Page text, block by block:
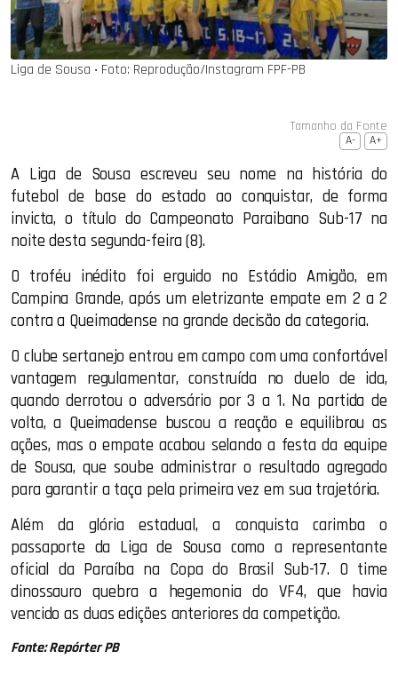
Liga de Sousa ‧ Foto: Reprodução/Instagram FPF-PB
Tamanho da Fonte
A- A+
A Liga de Sousa escreveu seu nome na história do
futebol de base do estado ao conquistar, de forma
invicta, o título do Campeonato Paraibano Sub-17 na
noite desta segunda-feira (8).
O troféu inédito foi erguido no Estádio Amigão, em
Campina Grande, após um eletrizante empate em 2 a 2
contra a Queimadense na grande decisão da categoria.
O clube sertanejo entrou em campo com uma confortável
vantagem regulamentar, construída no duelo de ida,
quando derrotou o adversário por 3 a 1. Na partida de
volta, a Queimadense buscou a reação e equilibrou as
ações, mas o empate acabou selando a festa da equipe
de Sousa, que soube administrar o resultado agregado
para garantir a taça pela primeira vez em sua trajetória.
Além da glória estadual, a conquista carimba o
passaporte da Liga de Sousa como a representante
oficial da Paraíba na Copa do Brasil Sub-17. O time
dinossauro quebra a hegemonia do VF4, que havia
vencido as duas edições anteriores da competição.
Fonte: Repórter PB